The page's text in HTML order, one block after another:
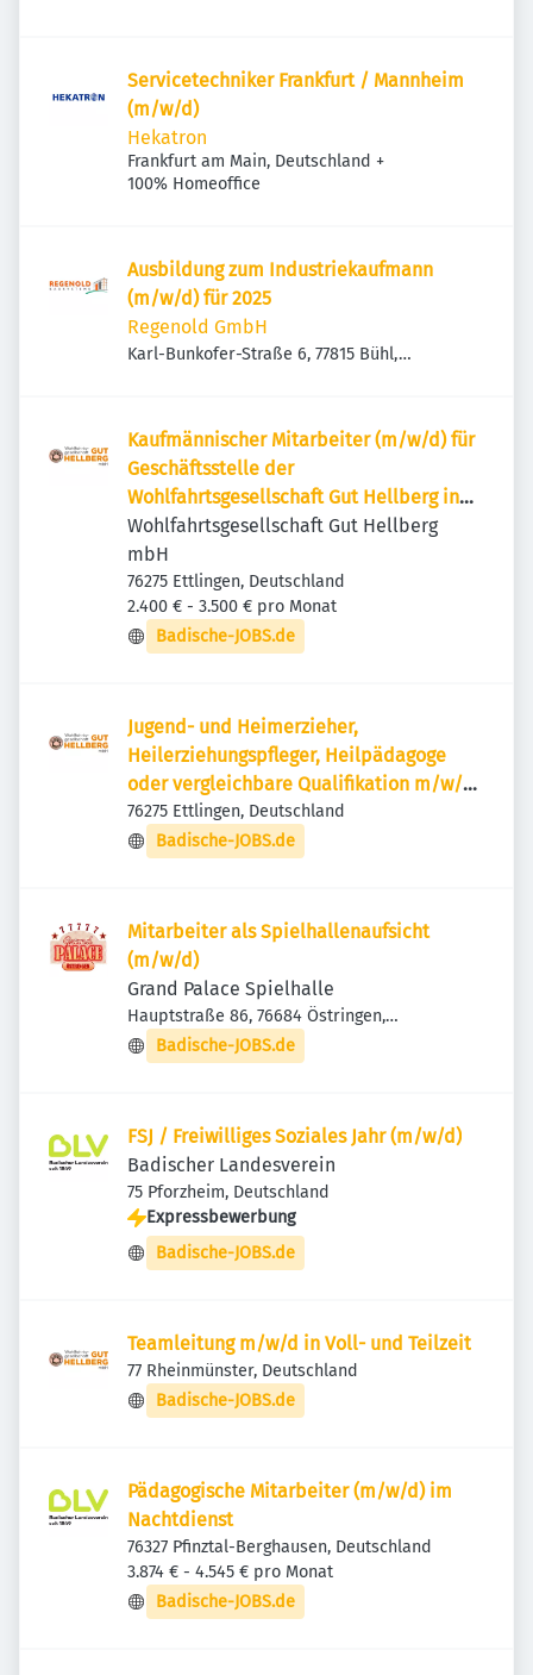
Servicetechniker Frankfurt / Mannheim
(m/w/d)
Hekatron
Frankfurt am Main, Deutschland +
100% Homeoffice
Ausbildung zum Industriekaufmann
(m/w/d) für 2025
Regenold GmbH
Karl-Bunkofer-Straße 6, 77815 Bühl,
Kaufmännischer Mitarbeiter (m/w/d) für
Geschäftsstelle der
Wohlfahrtsgesellschaft Gut Hellberg in
Ettlingen
Wohlfahrtsgesellschaft Gut Hellberg
mbH
76275 Ettlingen, Deutschland
2.400 € - 3.500 € pro Monat
Badische-JOBS.de
Jugend- und Heimerzieher,
Heilerziehungspfleger, Heilpädagoge
oder vergleichbare Qualifikation m/w/d
WGH.jpg
76275 Ettlingen, Deutschland
Badische-JOBS.de
Mitarbeiter als Spielhallenaufsicht
(m/w/d)
Grand Palace Spielhalle
Hauptstraße 86, 76684 Östringen,
Deutschland
Badische-JOBS.de
FSJ / Freiwilliges Soziales Jahr (m/w/d)
Badischer Landesverein
75 Pforzheim, Deutschland
Expressbewerbung
Badische-JOBS.de
Teamleitung m/w/d in Voll- und Teilzeit
77 Rheinmünster, Deutschland
Badische-JOBS.de
Pädagogische Mitarbeiter (m/w/d) im
Nachtdienst
76327 Pfinztal-Berghausen, Deutschland
3.874 € - 4.545 € pro Monat
Badische-JOBS.de